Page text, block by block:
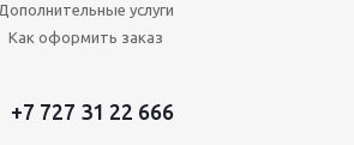
Дополнительные услуги
Как оформить заказ
+7 727 31 22 666